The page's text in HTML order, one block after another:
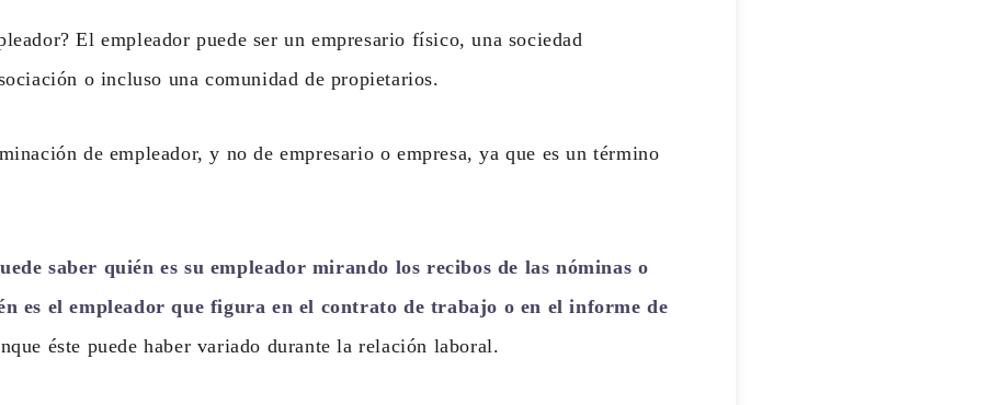
El empleador puede ser un empresario físico, una sociedad
o incluso una comunidad de propietarios.
de empleador, y no de empresario o empresa, ya que es un término
saber quién es su empleador mirando los recibos de las nóminas o
es el empleador que figura en el contrato de trabajo o en el informe de
éste puede haber variado durante la relación laboral.